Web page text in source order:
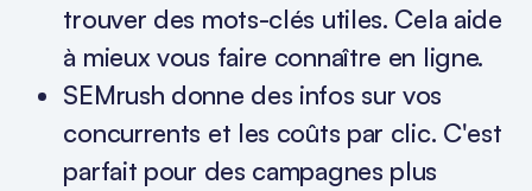
trouver des mots-clés utiles. Cela aide
à mieux vous faire connaître en ligne.
SEMrush donne des infos sur vos
concurrents et les coûts par clic. C'est
parfait pour des campagnes plus